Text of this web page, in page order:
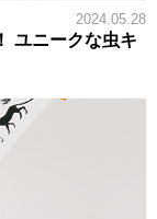
2024.05.28
ユニークな虫キ